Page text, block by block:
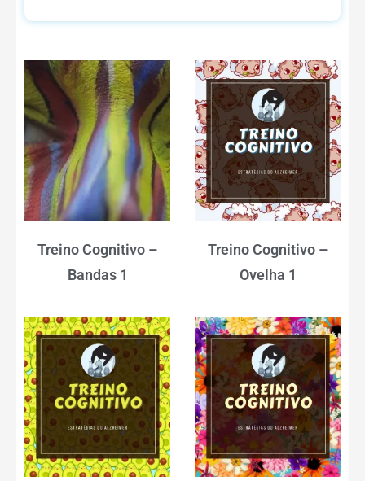
Treino Cognitivo –
Bandas 1
Treino Cognitivo –
Ovelha 1